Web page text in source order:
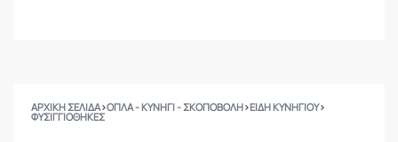
ΑΡΧΙΚΉ ΣΕΛΊΔΑ›ΟΠΛΑ - ΚΥΝΗΓΙ - ΣΚΟΠΟΒΟΛΗ›ΕΙΔΗ ΚΥΝΗΓΙΟΥ›
ΦΥΣΙΓΓΙΟΘΉΚΕΣ